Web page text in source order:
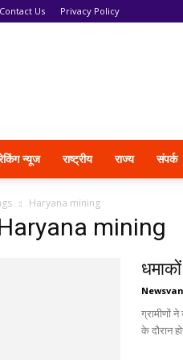
Contact Us Privacy Policy
न्यूज राष्ट्रीय राज्य संपर्क
Haryana mining
mining
ग्रामीणों
के दौरान